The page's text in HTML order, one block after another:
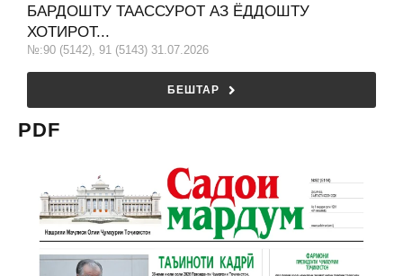
БАРДОШТУ ТААССУРОТ АЗ ЁДДОШТУ
ХОТИРОТ...
№:90 (5142), 91 (5143) 31.07.2026
БЕШТАР
PDF